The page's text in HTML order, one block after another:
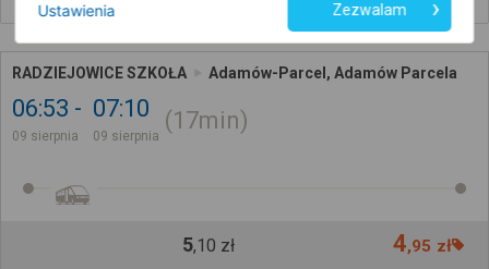
RADZIEJOWICE SZKOŁA Adamów-Parcel, Adamów Parcela
06:53
09 sierpnia
07:10
09 sierpnia
17min
5,10 zł 4,95 zł
Ustawienia Zezwalam